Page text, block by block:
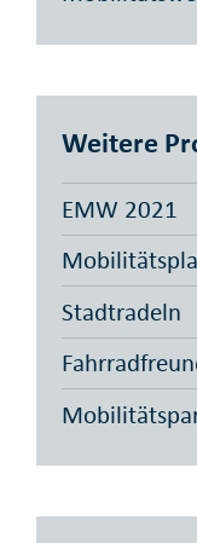
Weitere
EMW 2021
Stadtradeln